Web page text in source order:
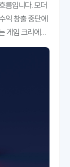
름입니다. 모더
익 창출 중단에
게임 크리에이
. 앞으로